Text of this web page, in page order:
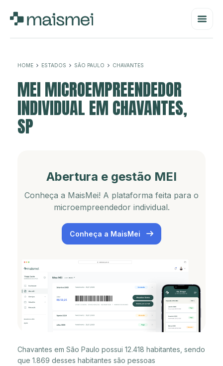
HOME ESTADOS SÃO PAULO CHAVANTES
MEI MICROEMPREENDEDOR
INDIVIDUAL EM CHAVANTES,
SP
Abertura e gestão MEI
Conheça a MaisMei! A plataforma feita para o
microempreendedor individual.
Conheça a MaisMei
Chavantes em São Paulo possui 12.418 habitantes, sendo
que 1.869 desses habitantes são pessoas